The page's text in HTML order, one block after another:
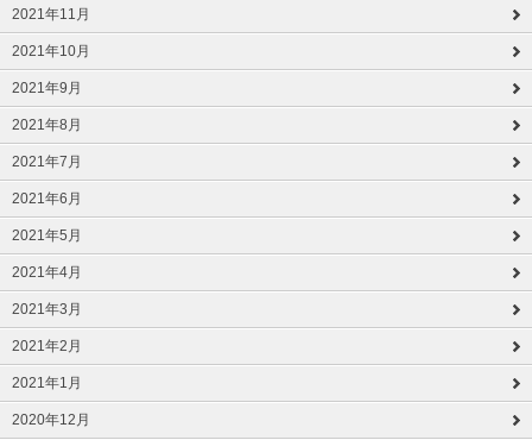
2021年11月
2021年10月
2021年9月
2021年8月
2021年7月
2021年6月
2021年5月
2021年4月
2021年3月
2021年2月
2021年1月
2020年12月